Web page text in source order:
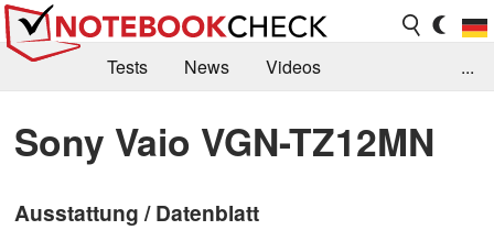
Tests News
Videos
Kaufberatung
Deals Suche
Jobs
Forum
...
Sony Vaio VGN-TZ12MN
Ausstattung / Datenblatt